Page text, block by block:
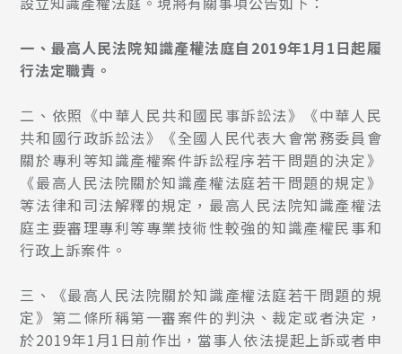
一、最高人民法院知識產權法庭自2019年1月1日起履
行法定職責。
二、依照《中華人民共和國民事訴訟法》《中華人民
共和國行政訴訟法》《全國人民代表大會常務委員會
關於專利等知識產權案件訴訟程序若干問題的決定》
《最高人民法院關於知識產權法庭若干問題的規定》
等法律和司法解釋的規定，最高人民法院知識產權法
庭主要審理專利等專業技術性較強的知識產權民事和
行政上訴案件。
三、《最高人民法院關於知識產權法庭若干問題的規
定》第二條所稱第一審案件的判決、裁定或者決定，
於2019年1月1日前作出，當事人依法提起上訴或者申